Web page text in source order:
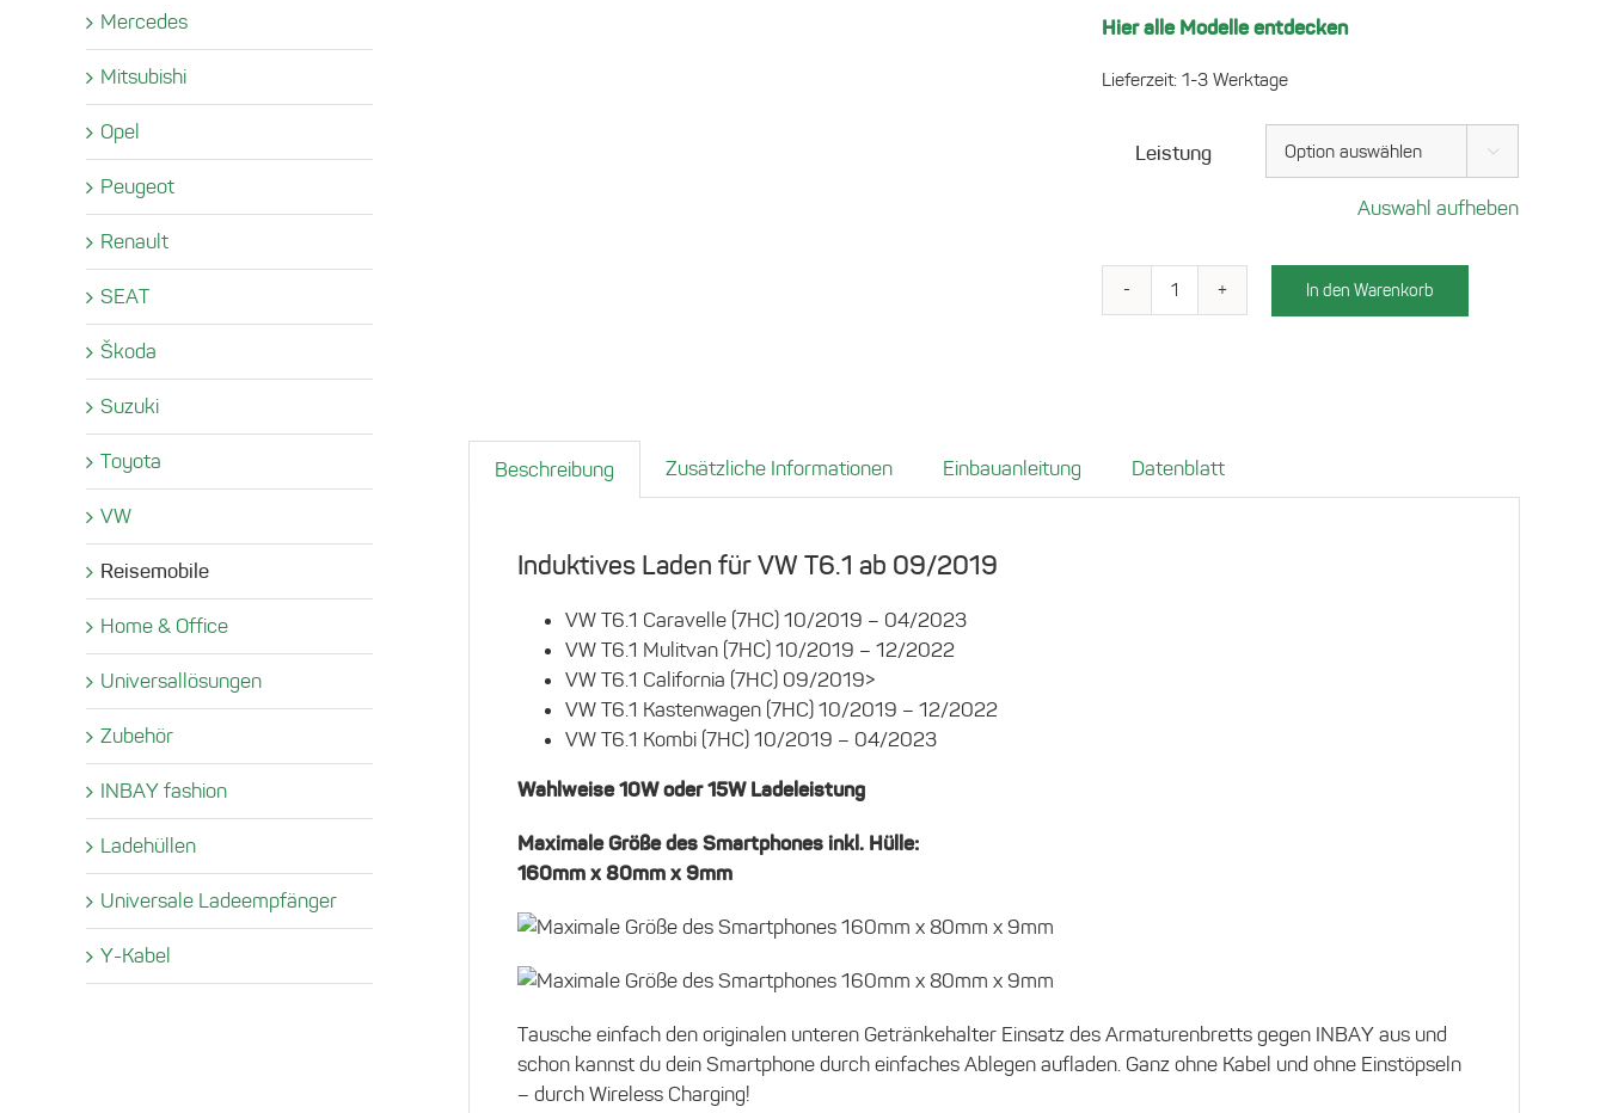
Hier alle Modelle entdecken
Lieferzeit: 1-3 Werktage
Leistung 
Auswahl aufheben
Ladefach
2019
In den Warenkorb
Beschreibung Zusätzliche Informationen Einbauanleitung Datenblatt
Induktives Laden für VW T6.1 ab 09/2019
VW T6.1 Caravelle (7HC) 10/2019 – 04/2023
VW T6.1 Mulitvan (7HC) 10/2019 – 12/2022
VW T6.1 California (7HC) 09/2019>
VW T6.1 Kastenwagen (7HC) 10/2019 – 12/2022
VW T6.1 Kombi (7HC) 10/2019 – 04/2023
Wahlweise 10W oder 15W Ladeleistung
Maximale Größe des Smartphones inkl. Hülle:
160mm x 80mm x 9mm
Tausche einfach den originalen unteren Getränkehalter Einsatz des Armaturenbretts gegen INBAY aus und
schon kannst du dein Smartphone durch einfaches Ablegen aufladen. Ganz ohne Kabel und ohne Einstöpseln
– durch Wireless Charging!
Mercedes
Mitsubishi
Opel
Peugeot
Renault
SEAT
Škoda
Suzuki
Toyota
VW
Reisemobile
Home & Office
Universallösungen
Zubehör
INBAY fashion
Ladehüllen
Universale Ladeempfänger
Y-Kabel